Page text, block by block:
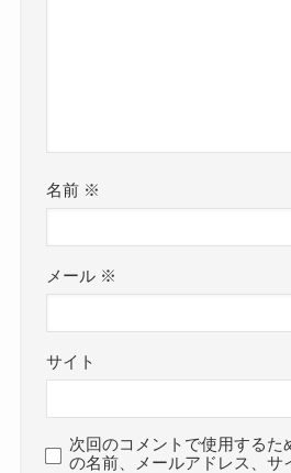
名前 ※
メール ※
サイト
次回のコメントで使用するた
の名前、メールアドレス、サ